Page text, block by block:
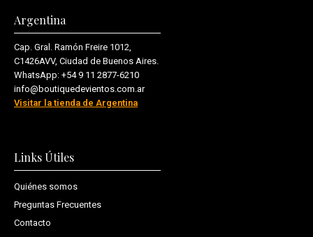
Argentina
Cap. Gral. Ramón Freire 1012,
C1426AVV, Ciudad de Buenos Aires.
WhatsApp: +54 9 11 2877-6210
info@boutiquedevientos.com.ar
Visitar la tienda de Argentina
Links Útiles
Quiénes somos
Preguntas Frecuentes
Contacto